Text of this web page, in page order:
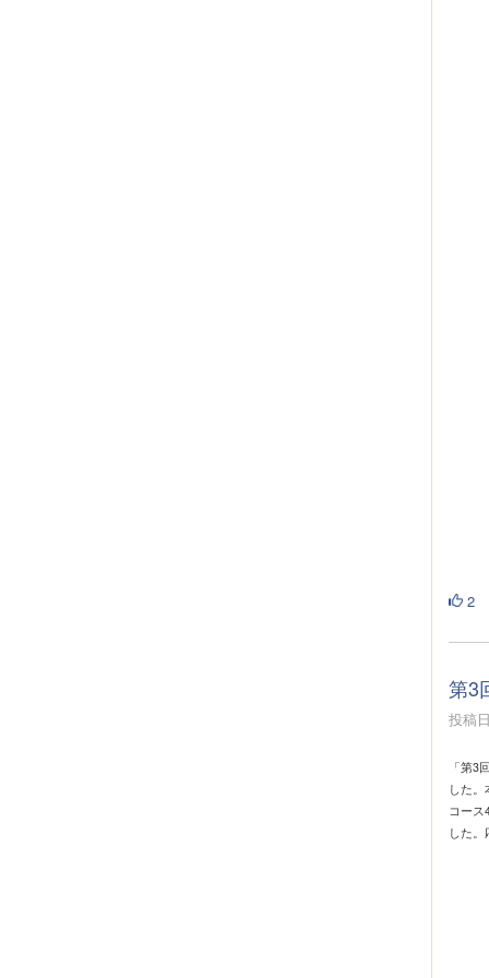
2
第3
投稿
「第3
した
コー
した。